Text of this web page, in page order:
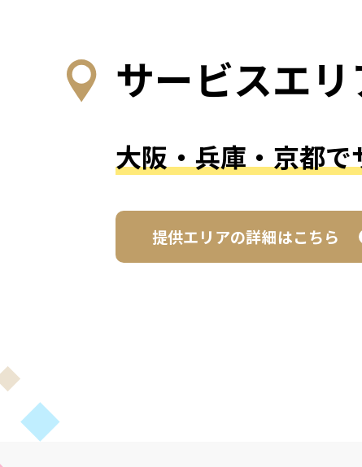
サービスエリ
大阪・兵庫・京都で
提供エリアの詳細はこちら